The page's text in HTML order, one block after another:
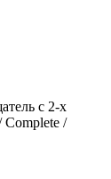
с 2-х
Complete /